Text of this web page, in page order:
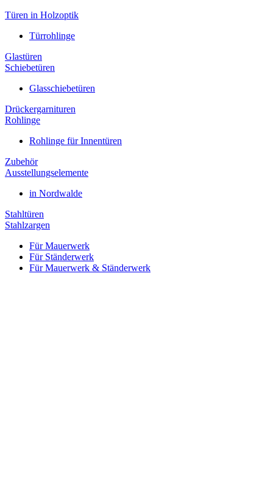
Türen in Holzoptik
Türrohlinge
Glastüren
Schiebetüren
Glasschiebetüren
Drückergarnituren
Rohlinge
Rohlinge für Innentüren
Zubehör
Ausstellungselemente
in Nordwalde
Stahltüren
Stahlzargen
Für Mauerwerk
Für Ständerwerk
Für Mauerwerk & Ständerwerk